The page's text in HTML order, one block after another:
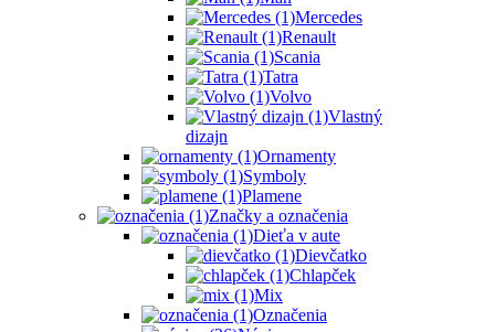
Mercedes
Renault
Scania
Tatra
Volvo
Vlastný
dizajn
Ornamenty
Symboly
Plamene
Značky a označenia
Dieťa v aute
Dievčatko
Chlapček
Mix
Označenia